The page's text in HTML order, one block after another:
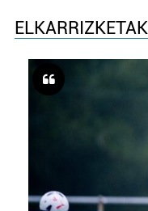
ELKARRIZKETAK